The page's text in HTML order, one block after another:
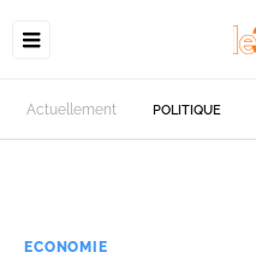
Actuellement POLITIQUE
ECONOMIE